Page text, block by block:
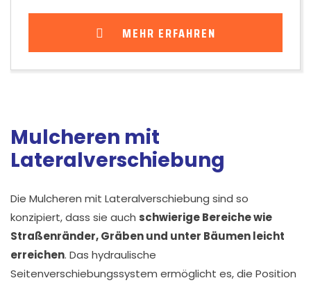
MEHR ERFAHREN
Mulcheren mit
Lateralverschiebung
Die Mulcheren mit Lateralverschiebung sind so
konzipiert, dass sie auch schwierige Bereiche wie
Straßenränder, Gräben und unter Bäumen leicht
erreichen. Das hydraulische
Seitenverschiebungssystem ermöglicht es, die Position